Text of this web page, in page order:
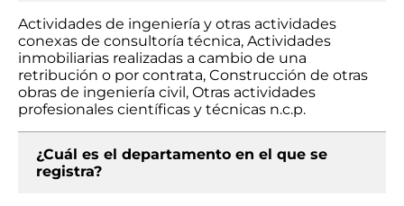
Actividades de ingeniería y otras actividades
conexas de consultoría técnica, Actividades
inmobiliarias realizadas a cambio de una
retribución o por contrata, Construcción de otras
obras de ingeniería civil, Otras actividades
profesionales científicas y técnicas n.c.p.
¿Cuál es el departamento en el que se
registra?